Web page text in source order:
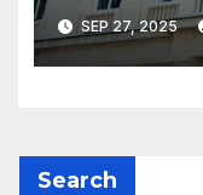
SEP 27, 2025
Search